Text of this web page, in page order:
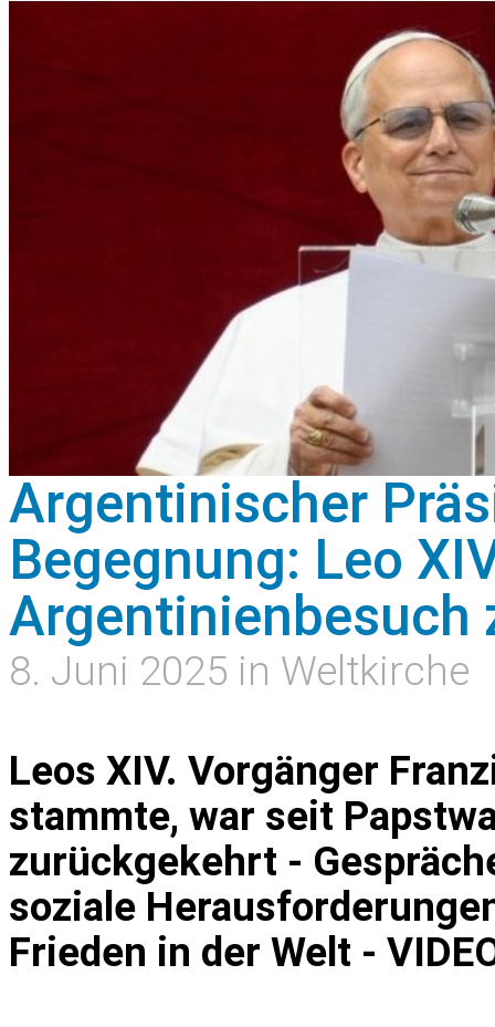
Argentinischer
Begegnung: Leo
Argentinienbesuch
8. Juni 2025 in Weltkirche
Leos XIV. Vorgänger
stammte, war seit
zurückgekehrt -
soziale
Frieden in der Welt -